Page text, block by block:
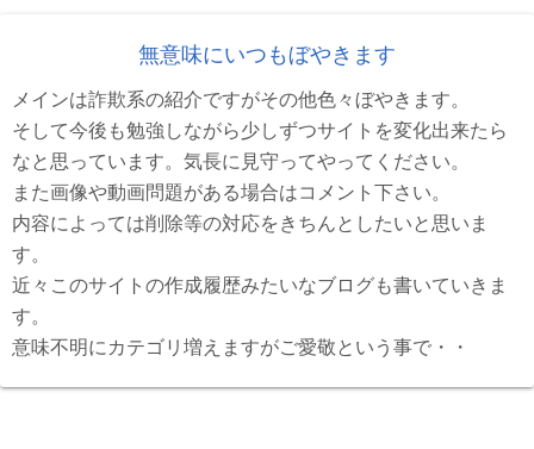
無意味にいつもぼやきます
メインは詐欺系の紹介ですがその他色々ぼやきます。
そして今後も勉強しながら少しずつサイトを変化出来たら
なと思っています。気長に見守ってやってください。
また画像や動画問題がある場合はコメント下さい。
内容によっては削除等の対応をきちんとしたいと思いま
す。
近々このサイトの作成履歴みたいなブログも書いていきま
す。
意味不明にカテゴリ増えますがご愛敬という事で・・